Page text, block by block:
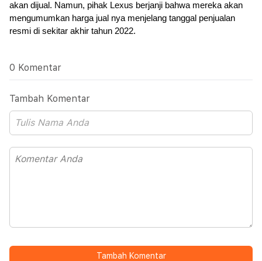
akan dijual. Namun, pihak Lexus berjanji bahwa mereka akan
mengumumkan harga jual nya menjelang tanggal penjualan
resmi di sekitar akhir tahun 2022.
0 Komentar
Tambah Komentar
Tambah Komentar